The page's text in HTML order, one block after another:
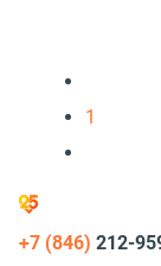
1
+7 (846) 212-